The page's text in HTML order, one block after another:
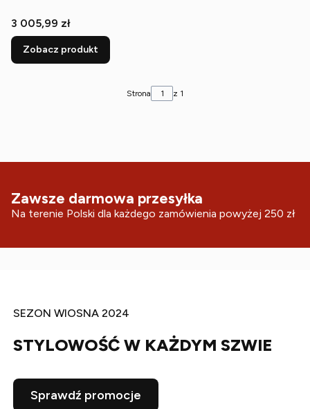
Cena
3 005,99 zł
Zobacz produkt
Strona z 1
Zawsze darmowa przesyłka
Na terenie Polski dla każdego zamówienia powyżej 250 zł
SEZON WIOSNA 2024
STYLOWOŚĆ W KAŻDYM SZWIE
Sprawdź promocje